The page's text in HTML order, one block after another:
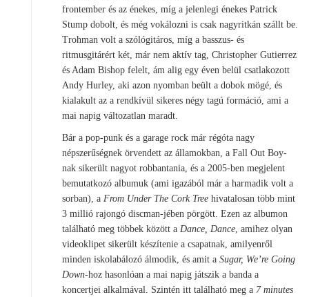
frontember és az énekes, míg a jelenlegi énekes Patrick
Stump dobolt, és még vokálozni is csak nagyritkán szállt be.
Trohman volt a szólógitáros, míg a basszus- és
ritmusgitárért két, már nem aktív tag, Christopher Gutierrez
és Adam Bishop felelt, ám alig egy éven belül csatlakozott
Andy Hurley, aki azon nyomban beült a dobok mögé, és
kialakult az a rendkívül sikeres négy tagú formáció, ami a
mai napig változatlan maradt.
Bár a pop-punk és a garage rock már régóta nagy
népszerűségnek örvendett az államokban, a Fall Out Boy-
nak sikerült nagyot robbantania, és a 2005-ben megjelent
bemutatkozó albumuk (ami igazából már a harmadik volt a
sorban), a From Under The Cork Tree hivatalosan több mint
3 millió rajongó discman-jében pörgött. Ezen az albumon
található meg többek között a Dance, Dance , amihez olyan
videoklipet sikerült készítenie a csapatnak, amilyenről
minden iskolabálozó álmodik, és amit a Sugar, We’re Going
Down-hoz hasonlóan a mai napig játszik a banda a
koncertjei alkalmával. Szintén itt található meg a 7 minutes